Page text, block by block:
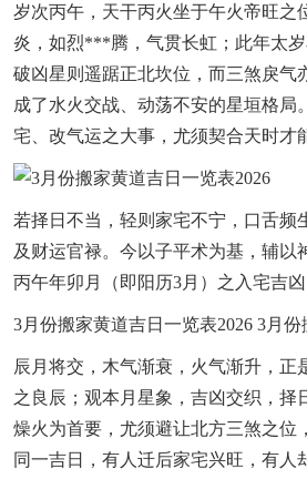
岁次丙午，天干丙火坐于午火帝旺之
炎，如烈***腾，气贯长虹；此年太
破凶星则遥踞正北坎位，而三煞戾气
成了水火交战、动荡不安的星垣格局
宅、改气运之大事，尤须契合天时才
若择日不当，轻则家宅不宁，口舌频
及财运官禄。今以子平术为基，辅以
丙午年卯月（即阳历3月）之入宅吉凶
3月份搬家黄道吉日一览表2026 3月
辰月将交，木气渐衰，火气渐升，正
之良辰；观本月星象，吉凶交织，择
燥火为首要，尤须避让北方三煞之位
同一吉日，有人迁后家宅兴旺，有人